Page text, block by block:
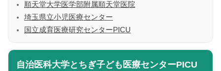
順天堂大学医学部附属順天堂医院
埼玉県立小児医療センター
国立成育医療研究センターPICU
自治医科大学とちぎ子ども医療センターPICU